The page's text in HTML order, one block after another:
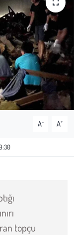
A- A+
topçu